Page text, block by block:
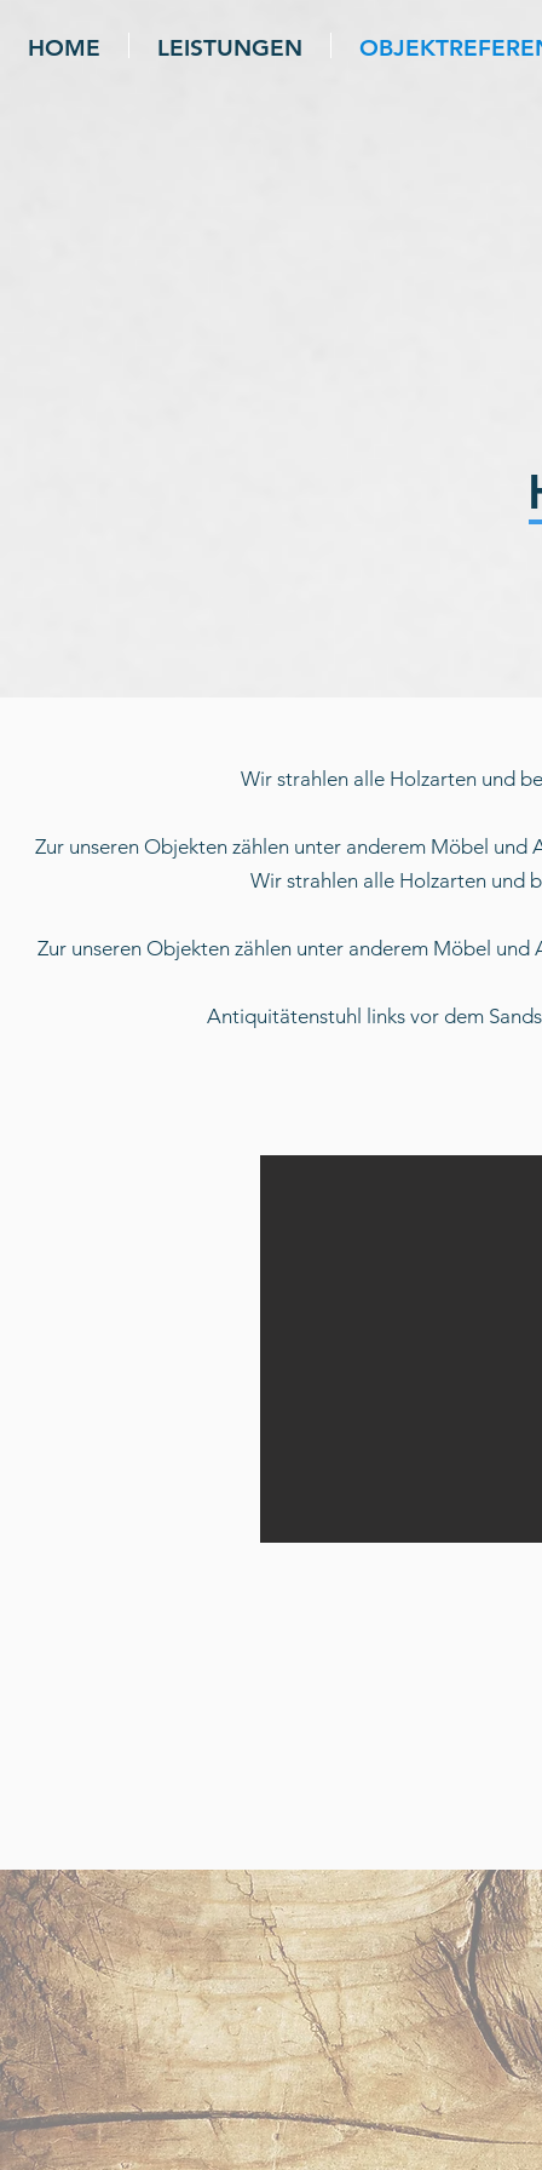
Wir strahlen alle Holzarten und
Zur unseren Objekten zählen unter anderem Möbel
Wir strahlen alle Holzarten und
Zur unseren Objekten zählen unter anderem Möbel
Antiquitätenstuhl links vor dem
HOME LEISTUNGEN